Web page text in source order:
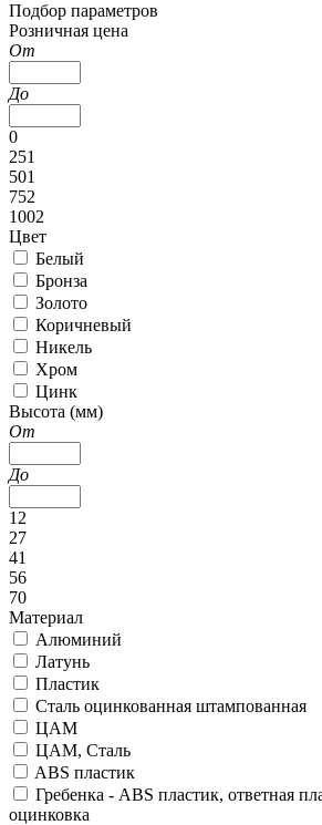
Подбор параметров
Розничная цена
От
До
0
251
501
752
1002
Цвет
Белый
Бронза
Золото
Коричневый
Никель
Хром
Цинк
Высота (мм)
От
До
12
27
41
56
70
Материал
Алюминий
Латунь
Пластик
Сталь оцинкованная штампованная
ЦАМ
ЦАМ, Сталь
ABS пластик
Гребенка - ABS пластик, ответная
оцинковка